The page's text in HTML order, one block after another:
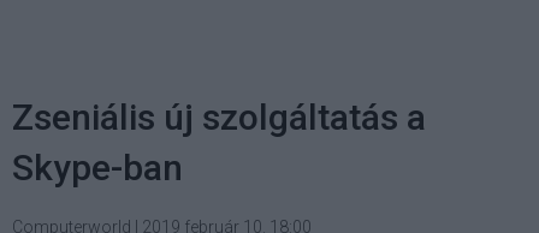
Zseniális új szolgáltatás a
Skype-ban
Computerworld 2019 február 10. 18:00